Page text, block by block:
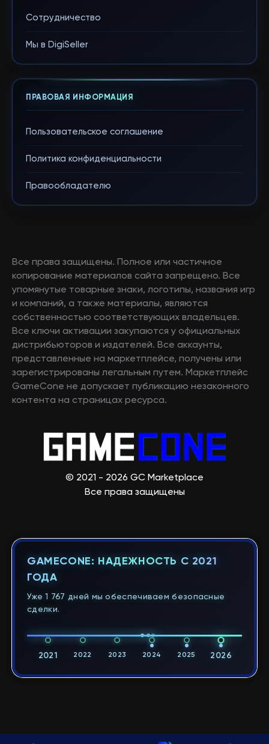
Сотрудничество
Мы в DigiSeller
ПРАВОВАЯ ИНФОРМАЦИЯ
Пользовательское соглашение
Политика конфиденциальности
Правообладателю
Все права защищены. Полное или частичное
копирование материалов сайта запрещено. Все
упомянутые товарные знаки, логотипы, названия игр
и компаний, а также материалы, являются
собственностью соответствующих владельцев.
Все ключи активации закупаются у официальных
дистрибьюторов и издателей. Все аккаунты,
представленные на маркетплейсе, получены или
зарегистрированы легальным путем. Маркетплейс
GameCone не допускает публикацию незаконного
контента на страницах ресурса.
© 2021 - 2026 GC Marketplace
Все права защищены
GAMECONE: НАДЕЖНОСТЬ С 2021
ГОДА
Уже 1 767 дней мы обеспечиваем безопасные
сделки.
2021 2022 2023 2024 2025 2026